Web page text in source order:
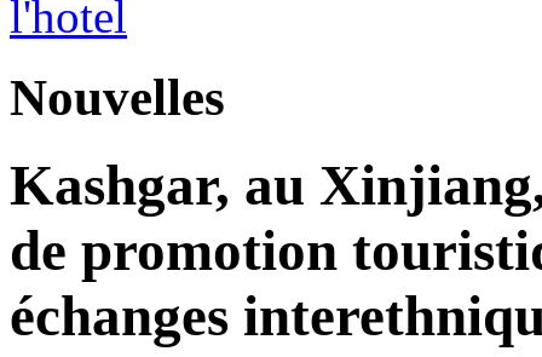
Nouvelles
Kashgar, au
de promotion
échanges